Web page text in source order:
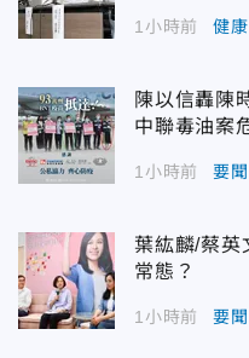
1小時前 健康
陳以信轟陳
中聯毒油案
1小時前 要聞
葉紘麟/蔡英
常態？
1小時前 要聞